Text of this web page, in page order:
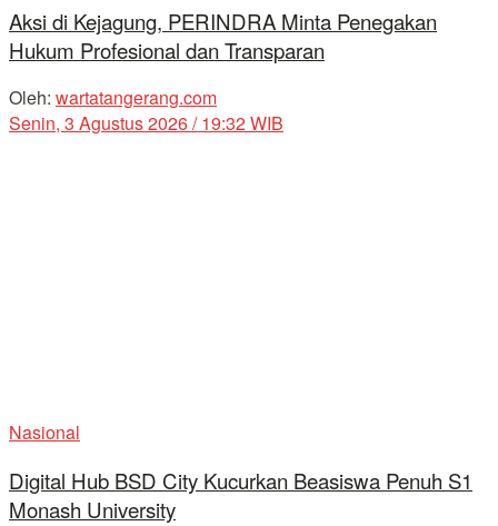
Aksi di Kejagung, PERINDRA Minta Penegakan
Hukum Profesional dan Transparan
Oleh: wartatangerang.com
Senin, 3 Agustus 2026 / 19:32 WIB
Nasional
Digital Hub BSD City Kucurkan Beasiswa Penuh S1
Monash University